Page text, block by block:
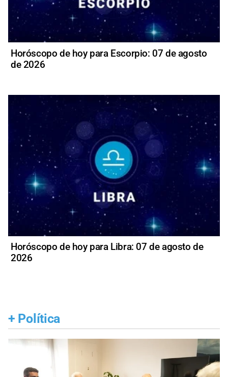
Horóscopo de hoy para Escorpio: 07 de agosto
de 2026
Horóscopo de hoy para Libra: 07 de agosto de
2026
+ Política